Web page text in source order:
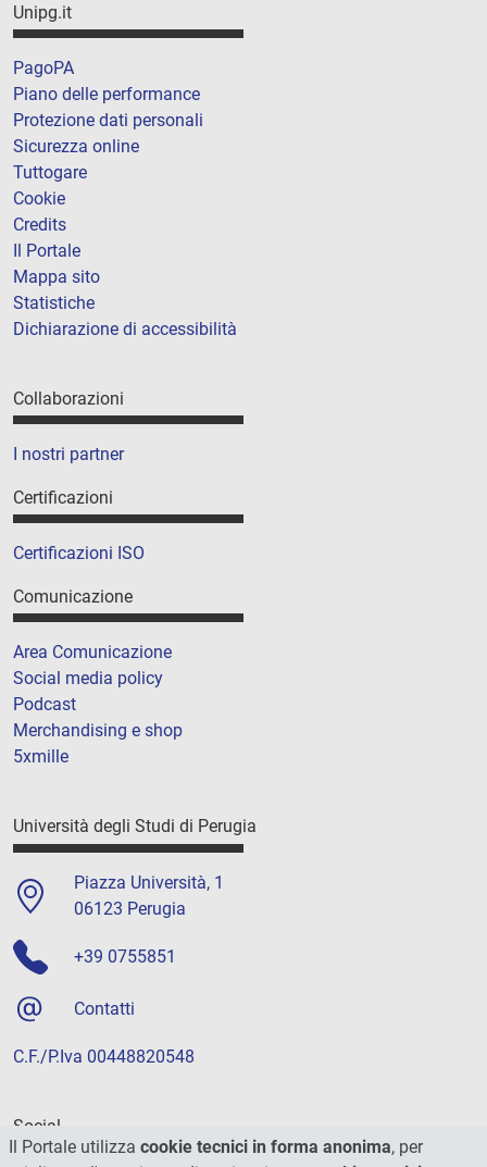
Unipg.it
PagoPA
Piano delle performance
Protezione dati personali
Sicurezza online
Tuttogare
Cookie
Credits
Il Portale
Mappa sito
Statistiche
Dichiarazione di accessibilità
Collaborazioni
I nostri partner
Certificazioni
Certificazioni ISO
Comunicazione
Area Comunicazione
Social media policy
Podcast
Merchandising e shop
5xmille
Università degli Studi di Perugia
Piazza Università, 1
06123 Perugia
+39 0755851
Contatti
C.F./P.Iva 00448820548
Social
Il Portale utilizza cookie tecnici in forma anonima, per